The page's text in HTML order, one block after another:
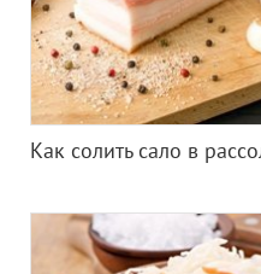
Как солить сало в